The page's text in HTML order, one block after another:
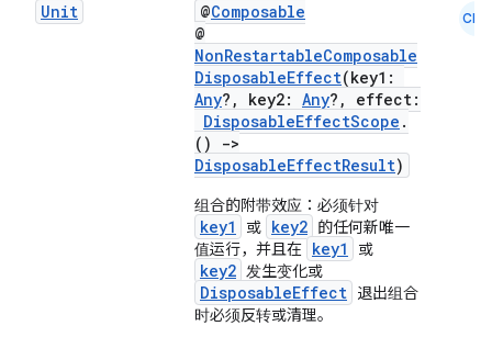
Unit @Composable
@
NonRestartableComposable
DisposableEffect(key1:
Any?, key2: Any?, effect:
DisposableEffectScope .
()
->
DisposableEffectResult)
组合的附带效应：必须针对
key1 或 key2 的任何新唯一
值运行，并且在 key1 或
key2 发生变化或
DisposableEffect 退出组合
时必须反转或清理。
CMN